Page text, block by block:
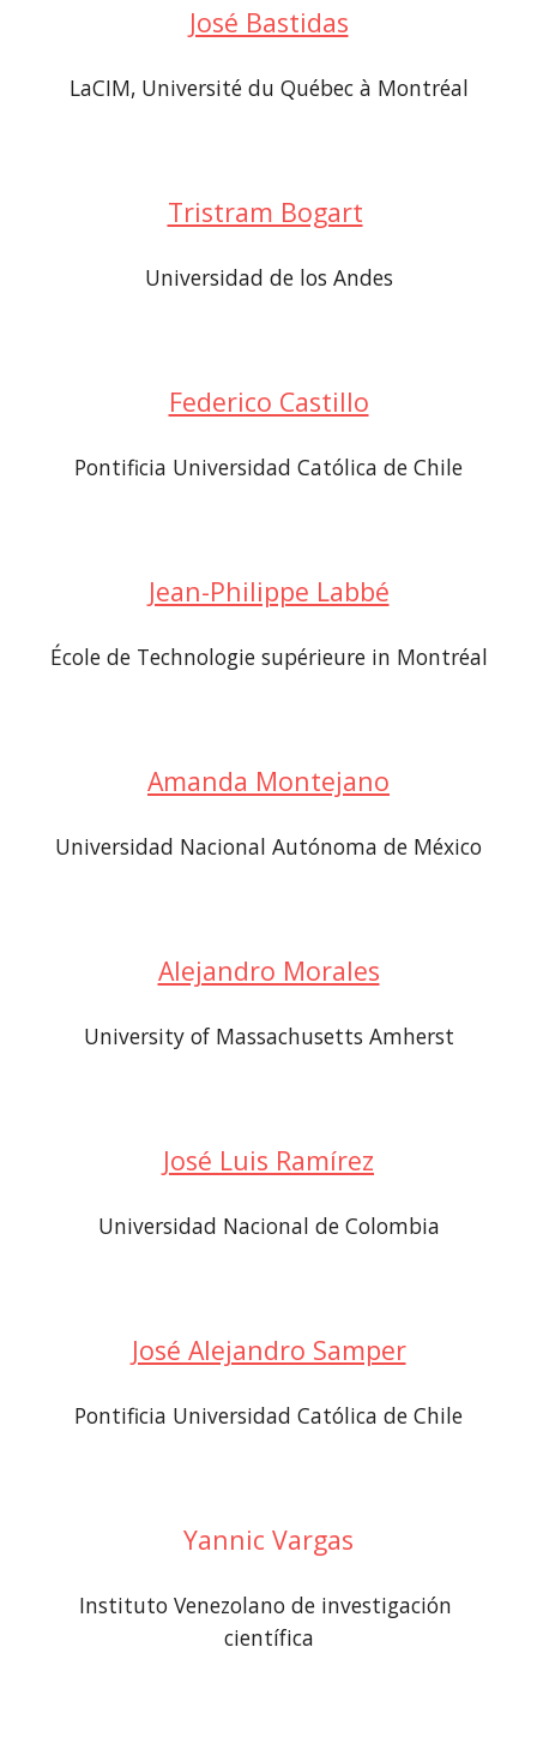
José Bastidas
LaCIM, Université du Québec à Montréal
Tristram Bogart
Universidad de los Andes
Federico Castillo
Pontificia Universidad Católica de Chile
Jean-Philippe Labbé
École de Technologie supérieure in Montréal
Amanda Montejano
Universidad Nacional Autónoma de México
Alejandro Morales
University of Massachusetts Amherst
José Luis Ramírez
Universidad Nacional de Colombia
José Alejandro Samper
Pontificia Universidad Católica de Chile
Yannic Vargas
Instituto Venezolano de investigación
científica